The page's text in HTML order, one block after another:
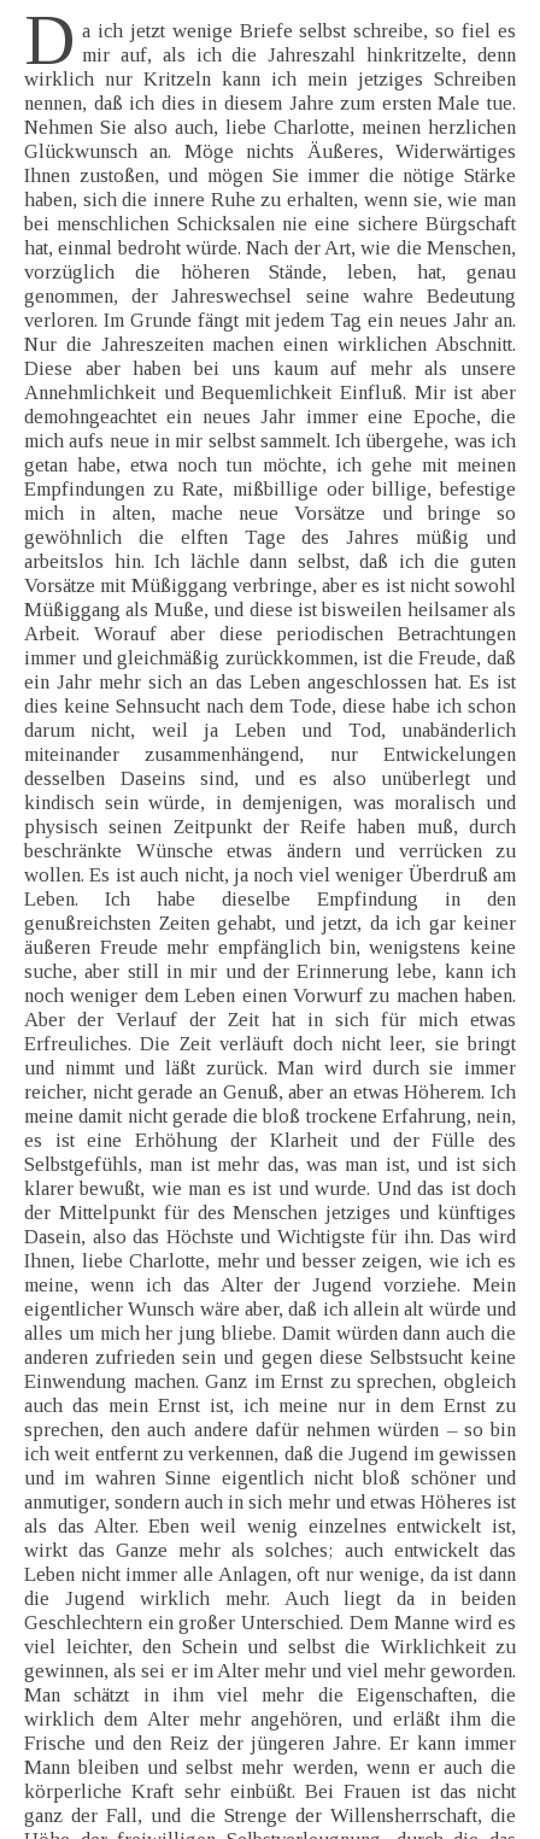
D a ich jetzt wenige Briefe selbst schreibe, so fiel es
mir auf, als ich die Jahreszahl hinkritzelte, denn
wirklich nur Kritzeln kann ich mein jetziges Schreiben
nennen, daß ich dies in diesem Jahre zum ersten Male tue.
Nehmen Sie also auch, liebe Charlotte, meinen herzlichen
Glückwunsch an. Möge nichts Äußeres, Widerwärtiges
Ihnen zustoßen, und mögen Sie immer die nötige Stärke
haben, sich die innere Ruhe zu erhalten, wenn sie, wie man
bei menschlichen Schicksalen nie eine sichere Bürgschaft
hat, einmal bedroht würde. Nach der Art, wie die Menschen,
vorzüglich die höheren Stände, leben, hat, genau
genommen, der Jahreswechsel seine wahre Bedeutung
verloren. Im Grunde fängt mit jedem Tag ein neues Jahr an.
Nur die Jahreszeiten machen einen wirklichen Abschnitt.
Diese aber haben bei uns kaum auf mehr als unsere
Annehmlichkeit und Bequemlichkeit Einfluß. Mir ist aber
demohngeachtet ein neues Jahr immer eine Epoche, die
mich aufs neue in mir selbst sammelt. Ich übergehe, was ich
getan habe, etwa noch tun möchte, ich gehe mit meinen
Empfindungen zu Rate, mißbillige oder billige, befestige
mich in alten, mache neue Vorsätze und bringe so
gewöhnlich die elften Tage des Jahres müßig und
arbeitslos hin. Ich lächle dann selbst, daß ich die guten
Vorsätze mit Müßiggang verbringe, aber es ist nicht sowohl
Müßiggang als Muße, und diese ist bisweilen heilsamer als
Arbeit. Worauf aber diese periodischen Betrachtungen
immer und gleichmäßig zurückkommen, ist die Freude, daß
ein Jahr mehr sich an das Leben angeschlossen hat. Es ist
dies keine Sehnsucht nach dem Tode, diese habe ich schon
darum nicht, weil ja Leben und Tod, unabänderlich
miteinander zusammenhängend, nur Entwickelungen
desselben Daseins sind, und es also unüberlegt und
kindisch sein würde, in demjenigen, was moralisch und
physisch seinen Zeitpunkt der Reife haben muß, durch
beschränkte Wünsche etwas ändern und verrücken zu
wollen. Es ist auch nicht, ja noch viel weniger Überdruß am
Leben. Ich habe dieselbe Empfindung in den
genußreichsten Zeiten gehabt, und jetzt, da ich gar keiner
äußeren Freude mehr empfänglich bin, wenigstens keine
suche, aber still in mir und der Erinnerung lebe, kann ich
noch weniger dem Leben einen Vorwurf zu machen haben.
Aber der Verlauf der Zeit hat in sich für mich etwas
Erfreuliches. Die Zeit verläuft doch nicht leer, sie bringt
und nimmt und läßt zurück. Man wird durch sie immer
reicher, nicht gerade an Genuß, aber an etwas Höherem. Ich
meine damit nicht gerade die bloß trockene Erfahrung, nein,
es ist eine Erhöhung der Klarheit und der Fülle des
Selbstgefühls, man ist mehr das, was man ist, und ist sich
klarer bewußt, wie man es ist und wurde. Und das ist doch
der Mittelpunkt für des Menschen jetziges und künftiges
Dasein, also das Höchste und Wichtigste für ihn. Das wird
Ihnen, liebe Charlotte, mehr und besser zeigen, wie ich es
meine, wenn ich das Alter der Jugend vorziehe. Mein
eigentlicher Wunsch wäre aber, daß ich allein alt würde und
alles um mich her jung bliebe. Damit würden dann auch die
anderen zufrieden sein und gegen diese Selbstsucht keine
Einwendung machen. Ganz im Ernst zu sprechen, obgleich
auch das mein Ernst ist, ich meine nur in dem Ernst zu
sprechen, den auch andere dafür nehmen würden – so bin
ich weit entfernt zu verkennen, daß die Jugend im gewissen
und im wahren Sinne eigentlich nicht bloß schöner und
anmutiger, sondern auch in sich mehr und etwas Höheres ist
als das Alter. Eben weil wenig einzelnes entwickelt ist,
wirkt das Ganze mehr als solches; auch entwickelt das
Leben nicht immer alle Anlagen, oft nur wenige, da ist dann
die Jugend wirklich mehr. Auch liegt da in beiden
Geschlechtern ein großer Unterschied. Dem Manne wird es
viel leichter, den Schein und selbst die Wirklichkeit zu
gewinnen, als sei er im Alter mehr und viel mehr geworden.
Man schätzt in ihm viel mehr die Eigenschaften, die
wirklich dem Alter mehr angehören, und erläßt ihm die
Frische und den Reiz der jüngeren Jahre. Er kann immer
Mann bleiben und selbst mehr werden, wenn er auch die
körperliche Kraft sehr einbüßt. Bei Frauen ist das nicht
ganz der Fall, und die Strenge der Willensherrschaft, die